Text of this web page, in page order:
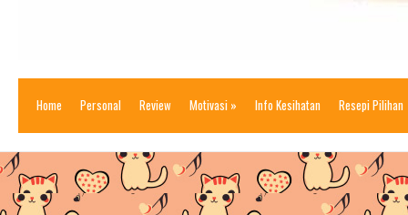
Home Personal Review Motivasi » Info Kesihatan Resepi Pilihan